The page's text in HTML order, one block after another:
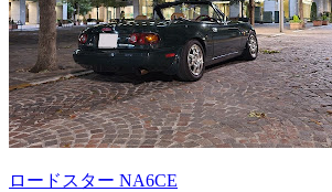
ロードスター NA6CE